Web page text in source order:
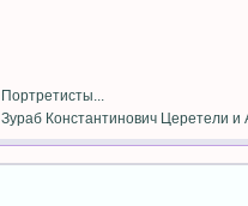
Портретисты...
Зураб Константинович Церетели и